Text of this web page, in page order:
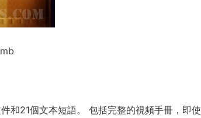
和21個文本短語。 包括完整的視頻手冊，即使